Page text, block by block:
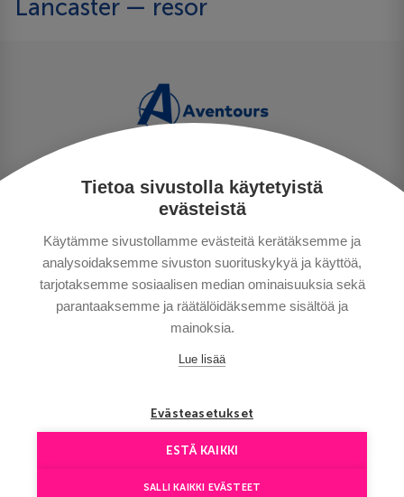
Tietoa sivustolla käytetyistä
evästeistä
Käytämme sivustollamme evästeitä kerätäksemme ja
analysoidaksemme sivuston suorituskykyä ja käyttöä,
tarjotaksemme sosiaalisen median ominaisuuksia sekä
parantaaksemme ja räätälöidäksemme sisältöä ja
mainoksia.
Lue lisää
Evästeasetukset
ESTÄ KAIKKI
SALLI KAIKKI EVÄSTEET
Lancaster — resor
PERSONUPPGIFTSPOLICY
BETALNINGSVILLKOR
RESEVILLKOR
BRA ATT VETA
KONTAKTA OSS
Copyright © Aventours 2026